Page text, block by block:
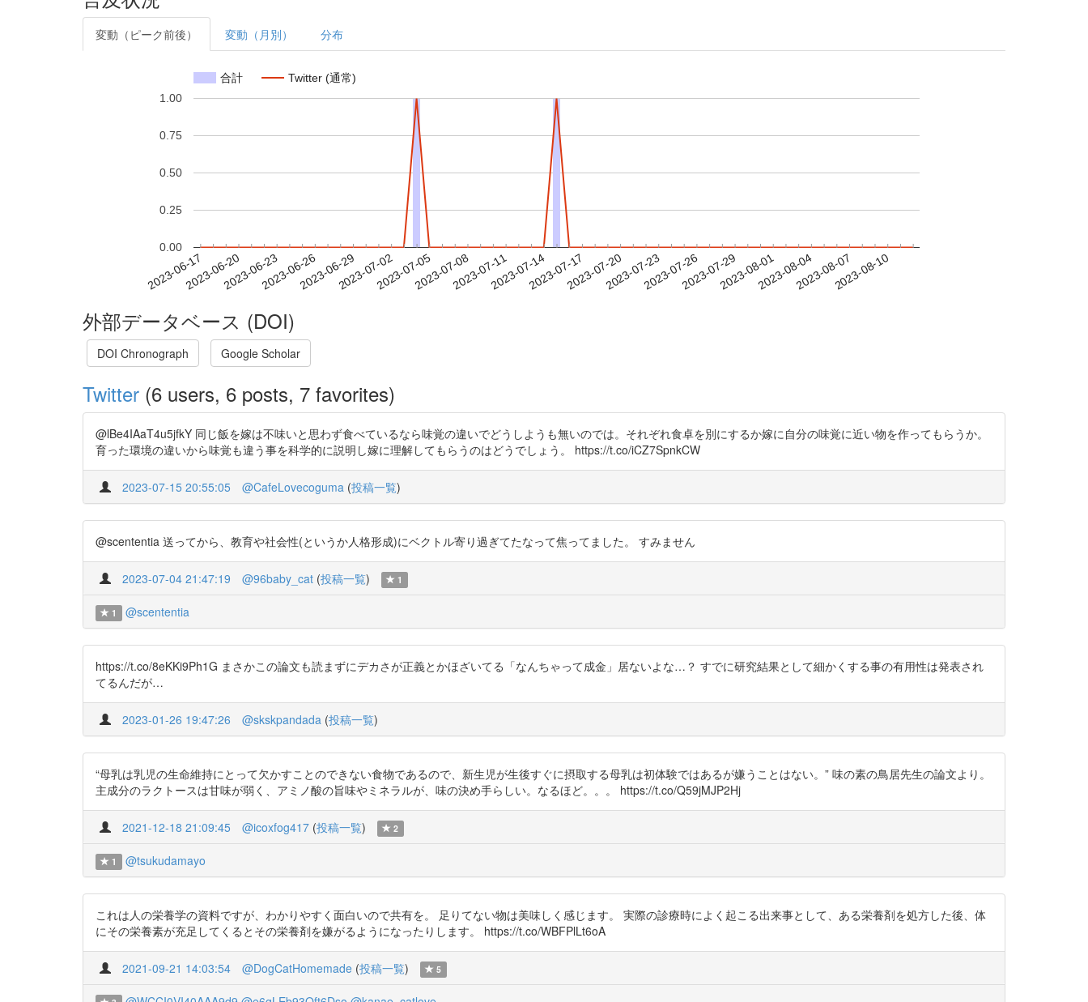
変動（ピーク前後） 変動（月別） 分布
合計 Twitter (通常)
2023-06-172023-06-202023-06-232023-06-262023-06-292023-07-022023-07-052023-07-082023-07-112023-07-142023-07-172023-07-202023-07-232023-07-262023-07-292023-08-012023-08-042023-08-072023-08-10
0.00
0.25
0.50
0.75
1.00
外部データベース (DOI)
DOI Chronograph Google Scholar
Twitter (6 users, 6 posts, 7 favorites)
@lBe4IAaT4u5jfkY 同じ飯を嫁は不味いと思わず食べているなら味覚の違いでどうしようも無いのでは。それぞれ食卓を別にするか嫁に自分の味覚に近い物を作ってもらうか。
育った環境の違いから味覚も違う事を科学的に説明し嫁に理解してもらうのはどうでしょう。 https://t.co/iCZ7SpnkCW
2023-07-15 20:55:05 @CafeLovecoguma (投稿一覧)
@scententia 送ってから、教育や社会性(というか人格形成)にベクトル寄り過ぎてたなって焦ってました。 すみません
2023-07-04 21:47:19 @96baby_cat (投稿一覧) 1
1 @scententia
https://t.co/8eKKi9Ph1G まさかこの論文も読まずにデカさが正義とかほざいてる「なんちゃって成金」居ないよな…？ すでに研究結果として細かくする事の有用性は発表され
てるんだが…
2023-01-26 19:47:26 @skskpandada (投稿一覧)
“母乳は乳児の生命維持にとって欠かすことのできない食物であるので、新生児が生後すぐに摂取する母乳は初体験ではあるが嫌うことはない。” 味の素の鳥居先生の論文より。
主成分のラクトースは甘味が弱く、アミノ酸の旨味やミネラルが、味の決め手らしい。なるほど。。。 https://t.co/Q59jMJP2Hj
2021-12-18 21:09:45 @icoxfog417 (投稿一覧) 2
1 @tsukudamayo
これは人の栄養学の資料ですが、わかりやすく面白いので共有を。 足りてない物は美味しく感じます。 実際の診療時によく起こる出来事として、ある栄養剤を処方した後、体
にその栄養素が充足してくるとその栄養剤を嫌がるようになったりします。 https://t.co/WBFPlLt6oA
2021-09-21 14:03:54 @DogCatHomemade (投稿一覧) 5